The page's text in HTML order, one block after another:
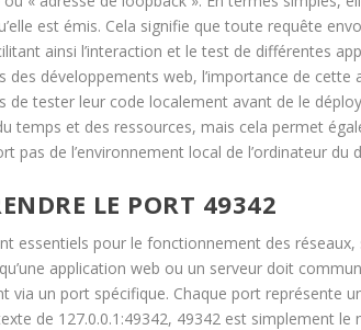
est émis. Cela signifie que toute requête
ainsi l’interaction et le test de différentes
des développements web, l’importance de
de tester leur code localement avant de le
temps et des ressources, mais cela permet
pas de l’environnement local de l’ordinateur du
LE PORT 49342
essentiels pour le fonctionnement des
application web ou un serveur doit
via un port spécifique. Chaque port représente
de 127.0.0.1:49342, 49342 est simplement